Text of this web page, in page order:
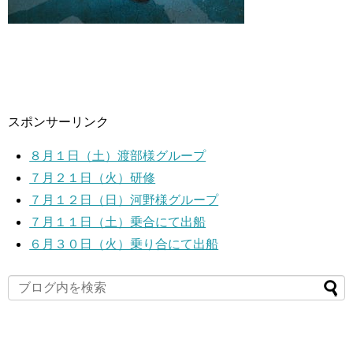
スポンサーリンク
８月１日（土）渡部様グループ
７月２１日（火）研修
７月１２日（日）河野様グループ
７月１１日（土）乗合にて出船
６月３０日（火）乗り合にて出船